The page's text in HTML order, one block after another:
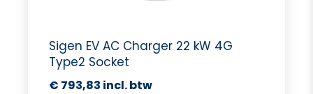
Sigen EV AC Charger 22 kW 4G
Type2 Socket
€ 793,83